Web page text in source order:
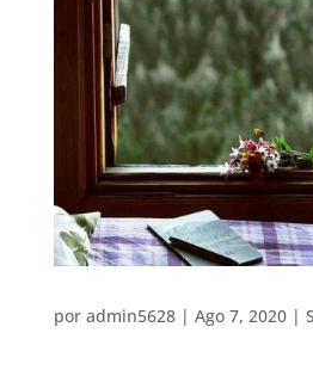
por admin5628| Ago 7, 2020|